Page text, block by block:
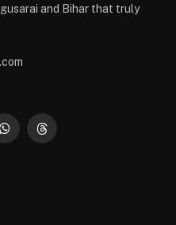
and Bihar that truly
WhatsAppThreads